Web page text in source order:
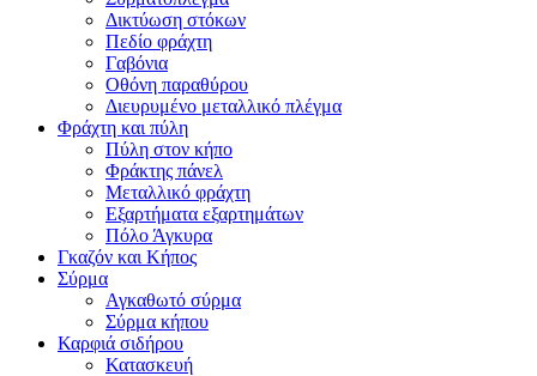
Δικτύωση στόκων
Πεδίο φράχτη
Γαβόνια
Οθόνη παραθύρου
Διευρυμένο μεταλλικό πλέγμα
Φράχτη και πύλη
Πύλη στον κήπο
Φράκτης πάνελ
Μεταλλικό φράχτη
Εξαρτήματα εξαρτημάτων
Πόλο Άγκυρα
Γκαζόν και Κήπος
Σύρμα
Αγκαθωτό σύρμα
Σύρμα κήπου
Καρφιά σιδήρου
Κατασκευή